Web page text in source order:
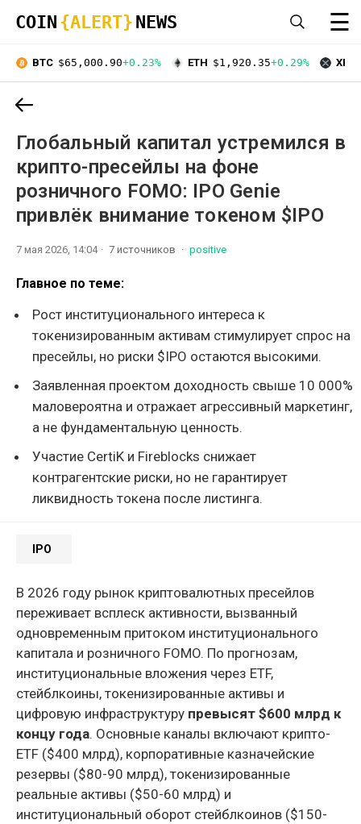
COIN {ALERT} NEWS ☰
BTC $65,000.90+0.23% ETH $1,920.35+0.29% XRP
Глобальный капитал устремился в
крипто-пресейлы на фоне
розничного FOMO: IPO Genie
привлёк внимание токеном $IPO
7 мая 2026, 14:04 7 источников positive
Главное по теме:
Рост институционального интереса к
токенизированным активам стимулирует спрос на
пресейлы, но риски $IPO остаются высокими.
Заявленная проектом доходность свыше 10 000%
маловероятна и отражает агрессивный маркетинг,
а не фундаментальную ценность.
Участие CertiK и Fireblocks снижает
контрагентские риски, но не гарантирует
ликвидность токена после листинга.
IPO
В 2026 году рынок криптовалютных пресейлов
переживает всплеск активности, вызванный
одновременным притоком институционального
капитала и розничного FOMO. По прогнозам,
институциональные вложения через ETF,
стейблкоины, токенизированные активы и
цифровую инфраструктуру превысят $600 млрд к
концу года. Основные каналы включают крипто-
ETF ($400 млрд), корпоративные казначейские
резервы ($80-90 млрд), токенизированные
реальные активы ($50-60 млрд) и
институциональный оборот стейблкоинов ($150-